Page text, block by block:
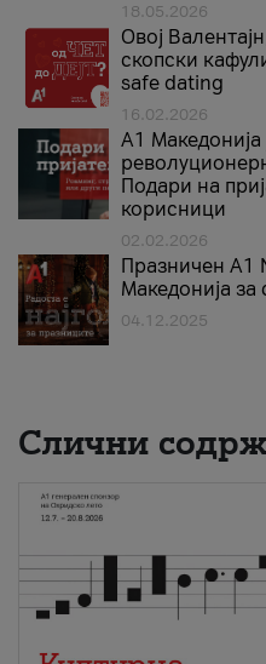
18.05.2026
Овој
скопски
safe dating
16.02.2026
А1 Македонија
Подари на
корисници
02.02.2026
Празничен A1
Македонија
04.12.2025
Слични